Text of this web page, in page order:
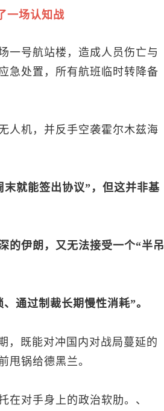
一场认知战
一号航站楼，造成人员伤亡与
急处置，所有航班临时转降备
人机，并反手空袭霍尔木兹海
就能签出协议”，但这并非基
的伊朗，又无法接受一个“半吊
通过制裁长期慢性消耗”。
，既能对冲国内对战局蔓延的
甩锅给德黑兰。
在对手身上的政治软肋。、